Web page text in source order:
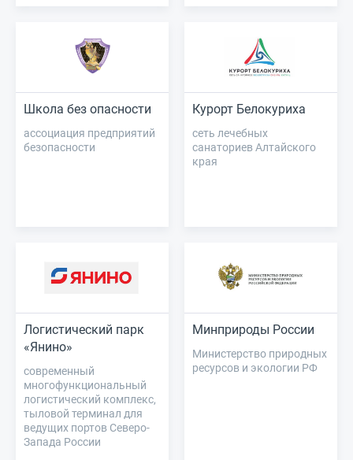
Школа без опасности
ассоциация предприятий
безопасности
Курорт Белокуриха
сеть лечебных
санаториев Алтайского
края
Логистический парк
«Янино»
современный
многофункциональный
логистический комплекс,
тыловой терминал для
ведущих портов Северо-
Запада России
Минприроды России
Министерство природных
ресурсов и экологии РФ